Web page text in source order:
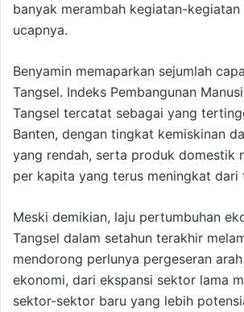
banyak merambah kegiatan-kegiatan
ucapnya.
Benyamin memaparkan sejumlah
Tangsel. Indeks Pembangunan
Tangsel tercatat sebagai yang
Banten, dengan tingkat kemiskinan
yang rendah, serta produk domestik
per kapita yang terus meningkat dari
Meski demikian, laju pertumbuhan
Tangsel dalam setahun terakhir
mendorong perlunya pergeseran
ekonomi, dari ekspansi sektor lama
sektor-sektor baru yang lebih